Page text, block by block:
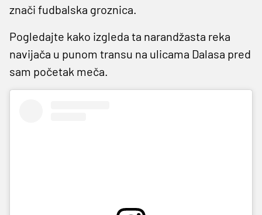
znači fudbalska groznica.
Pogledajte kako izgleda ta narandžasta reka
navijača u punom transu na ulicama Dalasa pred
sam početak meča.